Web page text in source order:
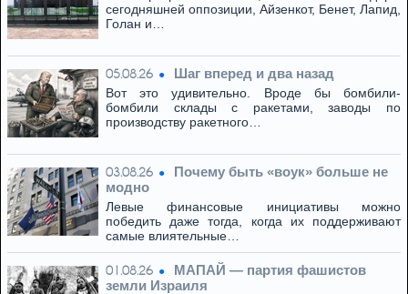
сегодняшней оппозиции, Айзенкот, Бенет, Лапид,
Голан и…
05.08.26 Шаг вперед и два назад
Вот это удивительно. Вроде бы бомбили-
бомбили склады с ракетами, заводы по
производству ракетного…
03.08.26
Почему быть «воук» больше не
модно
Левые финансовые инициативы можно
победить даже тогда, когда их поддерживают
самые влиятельные…
01.08.26
МАПАЙ — партия фашистов
земли Израиля